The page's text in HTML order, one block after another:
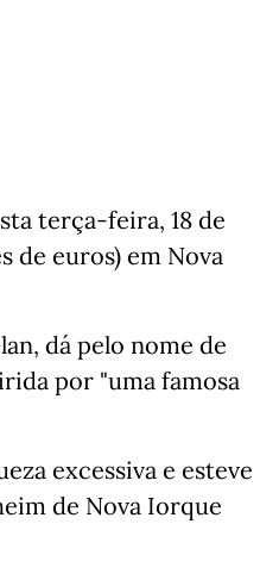
terça-feira, 18 de
de euros) em Nova
dá pelo nome de
por "uma famosa
excessiva e esteve
de Nova Iorque